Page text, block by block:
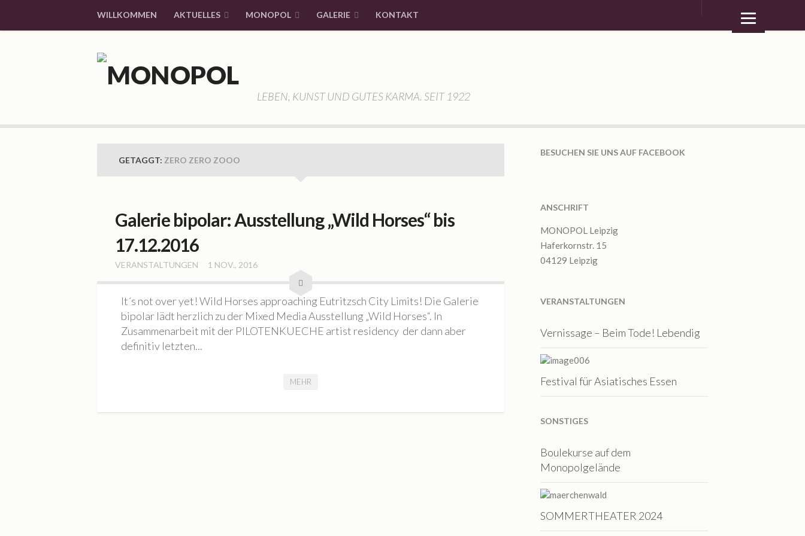
WILLKOMMEN AKTUELLES MONOPOL GALERIE KONTAKT
LEBEN, KUNST UND GUTES KARMA. SEIT 1922
GETAGGT: ZERO ZERO ZOOO
Galerie bipolar: Ausstellung „Wild Horses“ bis
17.12.2016
VERANSTALTUNGEN 1 NOV., 2016
It´s not over yet! Wild Horses approaching Eutritzsch City Limits! Die Galerie
bipolar lädt herzlich zu der Mixed Media Ausstellung „Wild Horses“. In
Zusammenarbeit mit der PILOTENKUECHE artist residency der dann aber
definitiv letzten...
MEHR
BESUCHEN SIE UNS AUF FACEBOOK
ANSCHRIFT
MONOPOL Leipzig
Haferkornstr. 15
04129 Leipzig
VERANSTALTUNGEN
Vernissage – Beim Tode! Lebendig
Festival für Asiatisches Essen
SONSTIGES
Boulekurse auf dem
Monopolgelände
SOMMERTHEATER 2024